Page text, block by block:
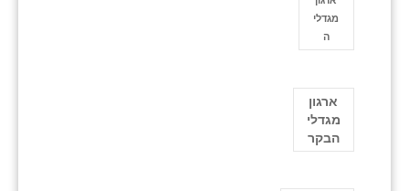
מגדלי
ה
ארגון
מגדלי
הבקר